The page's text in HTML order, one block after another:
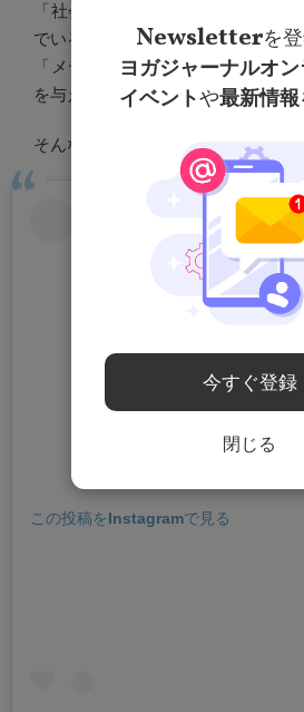
「社会や親や周りの人が彼女をそ
でいるのかもな」
「メディアやダイエット産業が多
を与えているのかもな」
そんな風に考えてみて貰えたらなと
この投稿をInstagramで見る
Newsletterを
ヨガジャーナルオ
イベントや最新情報
今すぐ登録
閉じる